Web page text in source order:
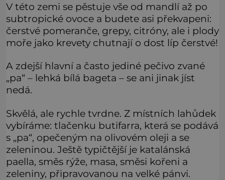
V této zemi se pěstuje vše od mandlí až po
subtropické ovoce a budete asi překvapeni:
čerstvé pomeranče, grepy, citróny, ale i plody
moře jako krevety chutnají o dost líp čerstvé!
A zdejší hlavní a často jediné pečivo zvané
„pa“ – lehká bílá bageta – se ani jinak jíst
nedá.
Skvělá, ale rychle tvrdne. Z místních lahůdek
vybíráme: tlačenku butifarra, která se podává
s „pa“, opečeným na olivovém oleji a se
zeleninou. Ještě typičtější je katalánská
paella, směs rýže, masa, směsi kořeni a
zeleniny, připravovanou na velké pánvi.